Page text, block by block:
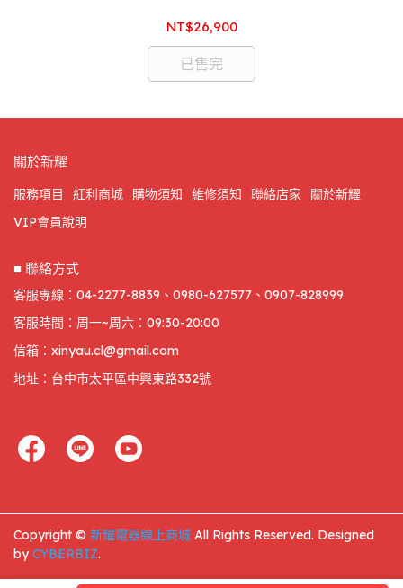
NT$26,900
已售完
關於新耀
服務項目 紅利商城 購物須知 維修須知 聯絡店家
關於新耀
VIP會員說明
■ 聯絡方式
客服專線：04-2277-8839、0980-627577、0907-828999
客服時間：周一~周六：09:30-20:00
信箱：xinyau.cl@gmail.com
地址：台中市太平區中興東路332號
Copyright © 新耀電器線上商城 All Rights Reserved. Designed
byCYBERBIZ.